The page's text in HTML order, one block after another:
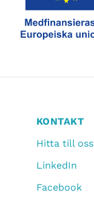
KONTAKT
Hitta till oss
LinkedIn
Facebook